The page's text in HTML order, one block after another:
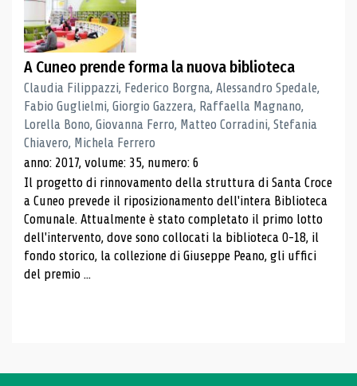
A Cuneo prende forma la nuova biblioteca
Claudia Filippazzi, Federico Borgna, Alessandro Spedale,
Fabio Guglielmi, Giorgio Gazzera, Raffaella Magnano,
Lorella Bono, Giovanna Ferro, Matteo Corradini, Stefania
Chiavero, Michela Ferrero
anno: 2017, volume: 35, numero: 6
Il progetto di rinnovamento della struttura di Santa Croce
a Cuneo prevede il riposizionamento dell'intera Biblioteca
Comunale. Attualmente è stato completato il primo lotto
dell'intervento, dove sono collocati la biblioteca 0-18, il
fondo storico, la collezione di Giuseppe Peano, gli uffici
del premio ...